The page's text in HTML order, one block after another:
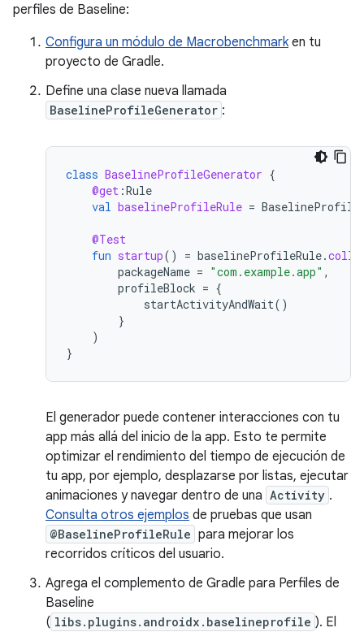
perfiles de Baseline:
Configura un módulo de Macrobenchmarken tu
proyecto de Gradle.
Define una clase nueva llamada
BaselineProfileGenerator :
class BaselineProfileGenerator {
@get :Rule
val baselineProfileRule =
@Test
fun startup() = baselineProfileRule.
packageName = "com.example.app" ,
profileBlock = {
startActivityAndWait()
}
)
}
El generador puede contener interacciones con tu
app más allá del inicio de la app. Esto te permite
optimizar el rendimiento del tiempo de ejecución de
tu app, por ejemplo, desplazarse por listas, ejecutar
animaciones y navegar dentro de una Activity .
Consulta otros ejemplos de pruebas que usan
@BaselineProfileRule para mejorar los
recorridos críticos del usuario.
Agrega el complemento de Gradle para Perfiles de
Baseline
( libs.plugins.androidx.baselineprofile ). El